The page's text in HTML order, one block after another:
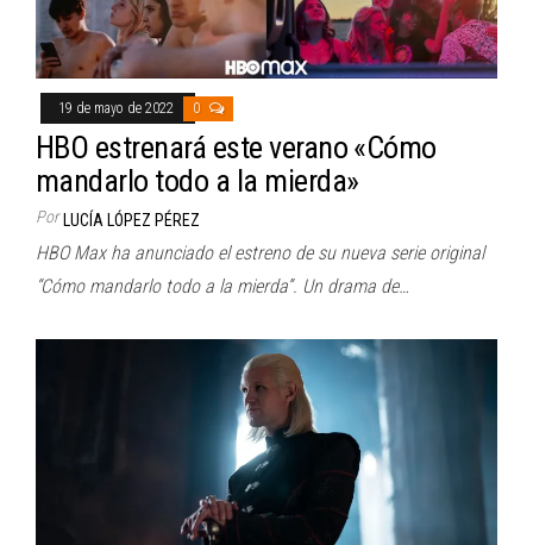
19 de mayo de 2022 0
HBO estrenará este verano «Cómo
mandarlo todo a la mierda»
Por LUCÍA LÓPEZ PÉREZ
HBO Max ha anunciado el estreno de su nueva serie original
“Cómo mandarlo todo a la mierda”. Un drama de…